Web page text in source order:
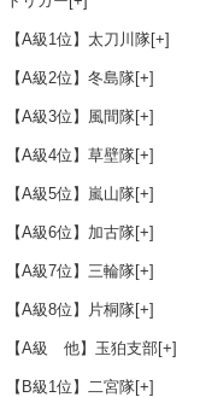
【A級1位】太刀川隊[+]
【A級2位】冬島隊[+]
【A級3位】風間隊[+]
【A級4位】草壁隊[+]
【A級5位】嵐山隊[+]
【A級6位】加古隊[+]
【A級7位】三輪隊[+]
【A級8位】片桐隊[+]
【A級 他】玉狛支部[+]
【B級1位】二宮隊[+]